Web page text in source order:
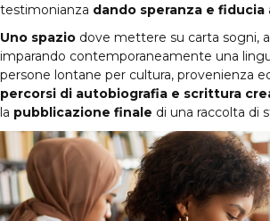
testimonianza dando speranza e fiducia
Uno spazio dove mettere su carta sogni,
imparando contemporaneamente una
persone lontane per cultura, provenienza
percorsi di autobiografia e scrittura
la pubblicazione finale di una raccolta di